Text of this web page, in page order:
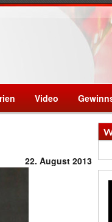
Video
22. August 2013